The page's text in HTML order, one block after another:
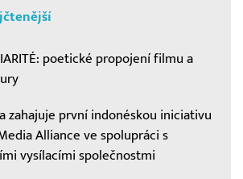
poetické propojení filmu a
zahajuje první indonéskou iniciativu
Alliance ve spolupráci s
vysílacími společnostmi